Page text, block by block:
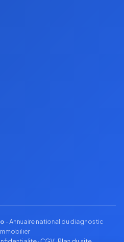
- Annuaire national du diagnostic